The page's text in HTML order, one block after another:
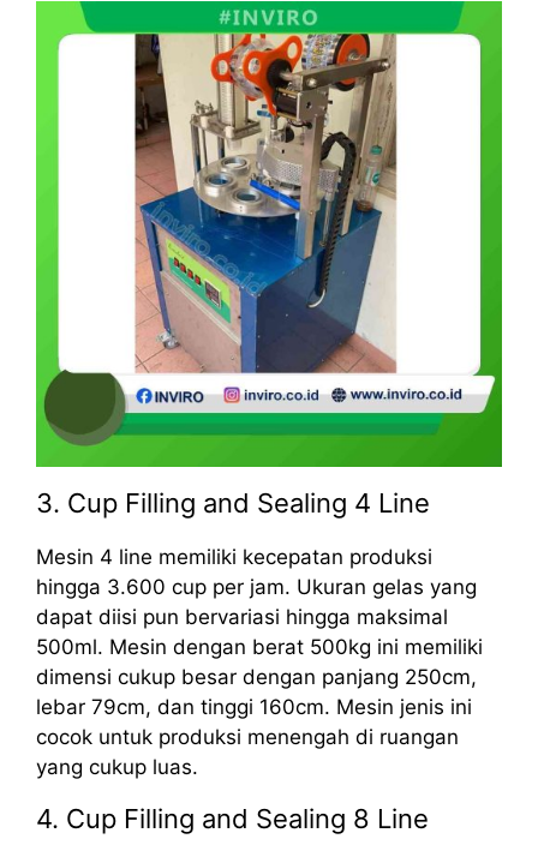
3. Cup Filling and Sealing 4 Line
Mesin 4 line memiliki kecepatan produksi
hingga 3.600 cup per jam. Ukuran gelas yang
dapat diisi pun bervariasi hingga maksimal
500ml. Mesin dengan berat 500kg ini memiliki
dimensi cukup besar dengan panjang 250cm,
lebar 79cm, dan tinggi 160cm. Mesin jenis ini
cocok untuk produksi menengah di ruangan
yang cukup luas.
4. Cup Filling and Sealing 8 Line